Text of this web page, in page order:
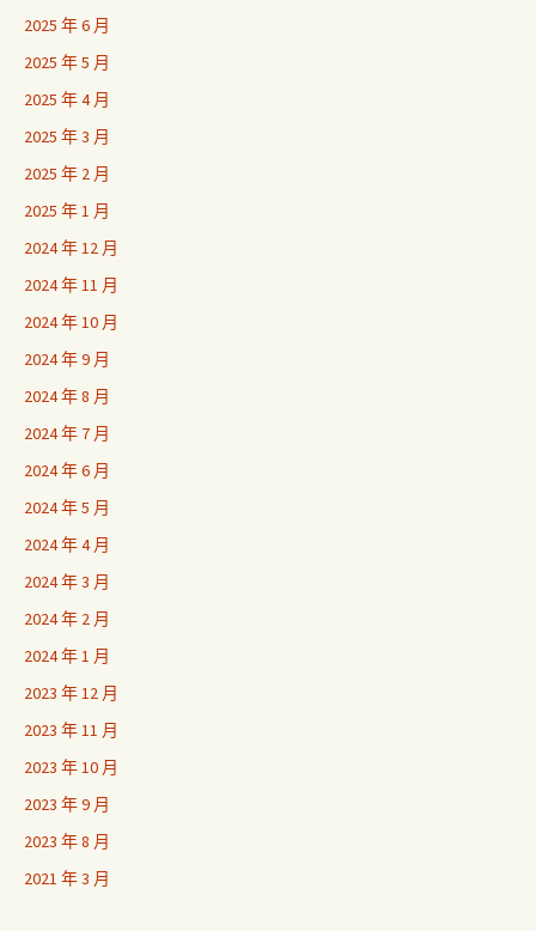
2025 年 6 月
2025 年 5 月
2025 年 4 月
2025 年 3 月
2025 年 2 月
2025 年 1 月
2024 年 12 月
2024 年 11 月
2024 年 10 月
2024 年 9 月
2024 年 8 月
2024 年 7 月
2024 年 6 月
2024 年 5 月
2024 年 4 月
2024 年 3 月
2024 年 2 月
2024 年 1 月
2023 年 12 月
2023 年 11 月
2023 年 10 月
2023 年 9 月
2023 年 8 月
2021 年 3 月